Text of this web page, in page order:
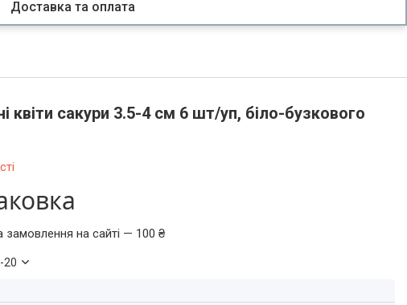
Доставка та оплата
квіти сакури 3.5-4 см 6 шт/уп, біло-бузкового
замовлення на сайті — 100 ₴
20